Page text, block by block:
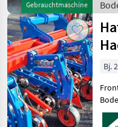
Gebrauchtmaschine
/
Bj.